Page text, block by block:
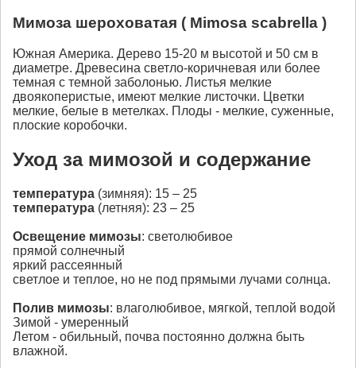
Мимоза шероховатая ( Mimosa scabrella )
Южная Америка. Дерево 15-20 м высотой и 50 см в
диаметре. Древесина светло-коричневая или более
темная с темной заболонью. Листья мелкие
двоякоперистые, имеют мелкие листочки. Цветки
мелкие, белые в метелках. Плоды - мелкие, суженные,
плоские коробочки.
Уход за мимозой и содержание
температура (зимняя): 15 – 25
температура (летняя): 23 – 25
Освещение мимозы: светолюбивое
прямой солнечный
яркий рассеянный
светлое и теплое, но не под прямыми лучами солнца.
Полив мимозы: влаголюбивое, мягкой, теплой водой
Зимой - умеренный
Летом - обильный, почва постоянно должна быть
влажной.